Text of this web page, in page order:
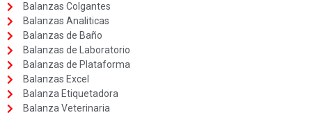
Balanzas Colgantes
Balanzas Analiticas
Balanzas de Baño
Balanzas de Laboratorio
Balanzas de Plataforma
Balanzas Excel
Balanza Etiquetadora
Balanza Veterinaria